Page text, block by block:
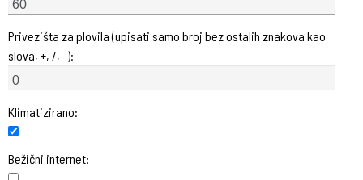
Privezišta za plovila (upisati samo broj bez ostalih znakova kao
slova, +, /, -):
Klimatizirano:
Bežični internet: